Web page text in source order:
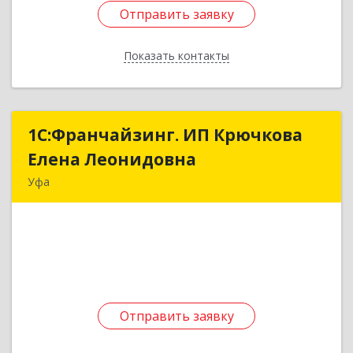
Отправить заявку
Показать контакты
Отправить заявку
Назад
1С:Франчайзинг. ИП Крючкова
Елена Леонидовна
Уфа
Отправить заявку
1С:Франчайзинг. ИП Крючкова
Елена Леонидовна
Отправить заявку